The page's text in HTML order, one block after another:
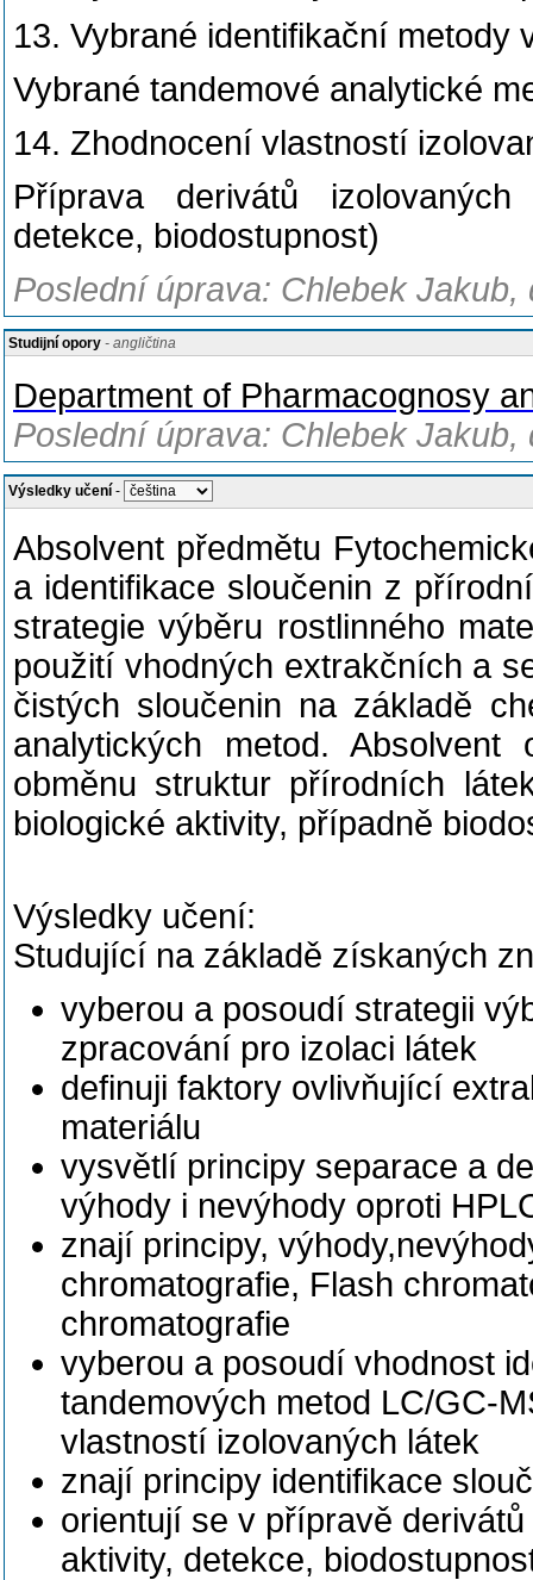
13. Vybrané identifikační metody
Vybrané tandemové analytické
14. Zhodnocení vlastností
Příprava derivátů
detekce, biodostupnost)
Poslední úprava: Chlebek
Studijní opory - angličtina
Department of Pharmacognosy
Poslední úprava: Chlebek
Výsledky učení -
Absolvent předmětu
a identifikace sloučenin z
strategie výběru rostlinného
použití vhodných extrakčních a
čistých sloučenin na základě
analytických metod.
obměnu struktur přírodních
biologické aktivity, případně
Výsledky učení:
Studující na základě získaných
vyberou a posoudí strategii
zpracování pro izolaci látek
definuji faktory ovlivňující
materiálu
vysvětlí principy separace a
výhody i nevýhody oproti
znají principy,
chromatografie, Flash
chromatografie
vyberou a posoudí vhodnost
tandemových metod LC/GC-
vlastností izolovaných látek
znají principy identifikace
orientují se v přípravě
aktivity, detekce,